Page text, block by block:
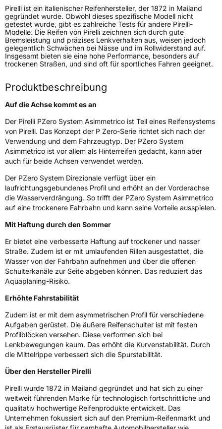
Gewicht (in kg)
12,22 kg
Generelle Merkmale
FahrzeugtypPKW
VerwendungSommerreifen
FahrzeugartPKW & SUV
Weitere Eigenschaften
SchlauchtypTL
ZustandNeureifen
EU Label
EffizienzC
Rollgeräusch (Klasse)B
Rollgeräusch (dB)72
FahrzeugklasseC1
3PMSF / Schneeflockensymbol / Alpine-Symbol Nein
EisgripNein
EPREL ID 594126
HerstellerkontaktPIRELLI TYRE SPA, Viale Piero e Alberto
Pirelli 25 20126 Milano Italien,
www.pirelli.com,
consumer.support@pirelli.com
Pirelli ist ein italienischer Reifenhersteller, der 1872 in Mailand
gegründet wurde. Obwohl dieses spezifische Modell nicht
getestet wurde, gibt es zahlreiche Tests für andere Pirelli-
Modelle. Die Reifen von Pirelli zeichnen sich durch gute
Bremsleistung und präzises Lenkverhalten aus, weisen jedoch
gelegentlich Schwächen bei Nässe und im Rollwiderstand auf.
Insgesamt bieten sie eine hohe Performance, besonders auf
trockenen Straßen, und sind oft für sportliches Fahren geeignet.
Produktbeschreibung
Auf die Achse kommt es an
Der Pirelli PZero System Asimmetrico ist Teil eines Reifensystems
von Pirelli. Das Konzept der P Zero-Serie richtet sich nach der
Verwendung und dem Fahrzeugtyp. Der PZero System
Asimmetrico ist vor allem als Hinterreifen gedacht, kann aber
auch für beide Achsen verwendet werden.
Der PZero System Direzionale verfügt über ein
laufrichtungsgebundenes Profil und erhöht an der Vorderachse
die Wasserverdrängung. So trifft der PZero System Asimmetrico
auf eine trockenere Fahrbahn und kann seine Vorteile ausspielen.
Mit Haftung durch den Sommer
Er bietet eine verbesserte Haftung auf trockener und nasser
Straße. Zudem ist er mit umlaufenden Rillen ausgestattet, die
Wasser von der Fahrbahn aufnehmen und über die offenen
Schulterkanäle zur Seite abgeben können. Das reduziert das
Aquaplaning-Risiko.
Erhöhte Fahrstabilität
Zudem ist er mit dem asymmetrischen Profil für verschiedene
Aufgaben gerüstet. Die äußere Reifenschulter ist mit festen
Profilblöcken versehen. Diese verformen sich bei
Lenkbewegungen kaum. Das erhöht die Kurvenstabilität. Durch
die Mittelrippe verbessert sich die Spurstabilität.
Über den Hersteller Pirelli
Pirelli wurde 1872 in Mailand gegründet und hat sich zu einer
weltweit führenden Marke für technologisch fortschrittliche und
qualitativ hochwertige Reifenprodukte entwickelt. Das
Unternehmen fokussiert sich auf den Premium-Reifenmarkt und